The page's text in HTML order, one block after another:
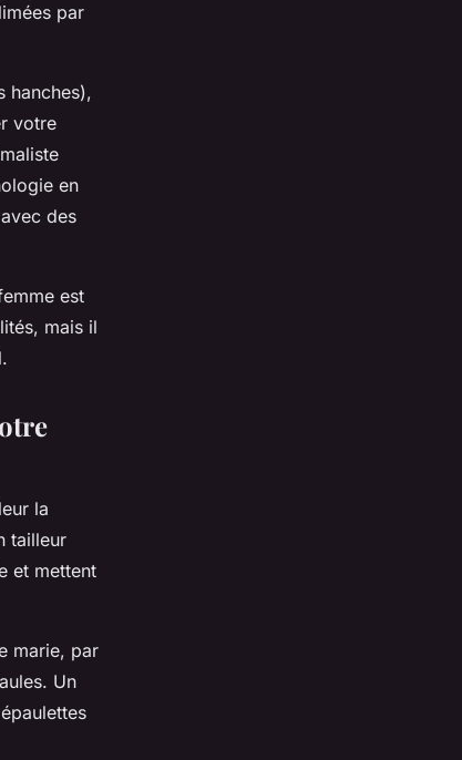
par
hanches),
votre
en
des
est
mais il
la
tailleur
et mettent
marie, par
Un